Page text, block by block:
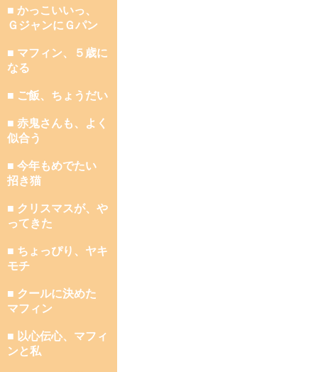
■ かっこいいっ、
ＧジャンにＧパン
■ マフィン、５歳に
なる
■ ご飯、ちょうだい
■ 赤鬼さんも、よく
似合う
■ 今年もめでたい
招き猫
■ クリスマスが、や
ってきた
■ ちょっぴり、ヤキ
モチ
■ クールに決めた
マフィン
■ 以心伝心、マフィ
ンと私